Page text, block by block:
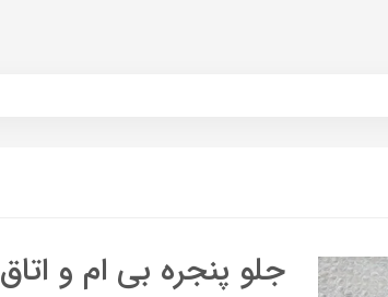
جلو پنجره بی ام و اتاق 3 E46